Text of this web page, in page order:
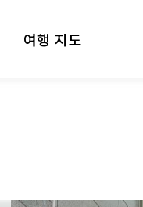
여행 지도